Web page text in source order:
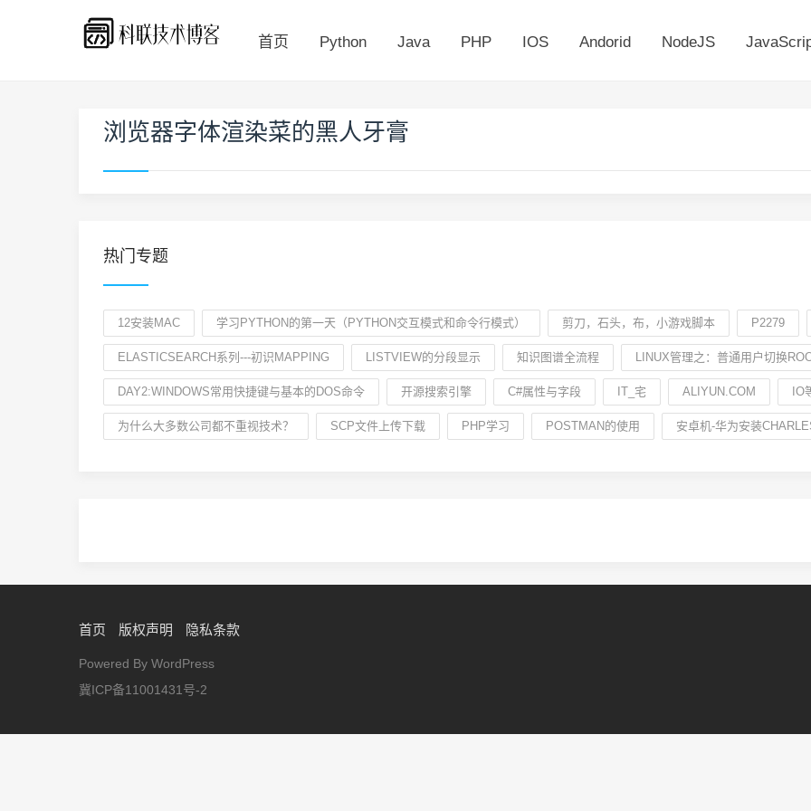
首页 Python Java PHP IOS Andorid NodeJS
浏览器字体渲染菜的黑人牙膏
热门专题
12安装MAC 学习PYTHON的第一天（PYTHON交互模式和命令行模式） 剪刀，石头，布，小游戏脚本 P2279
ELASTICSEARCH系列---初识MAPPING LISTVIEW的分段显示 知识图谱全流程 LINUX管理之：普通用户切换
DAY2:WINDOWS常用快捷键与基本的DOS命令 开源搜索引擎 C#属性与字段 IT_宅 ALIYUN.COM IO
为什么大多数公司都不重视技术？ SCP文件上传下载 PHP学习 POSTMAN的使用 安卓机-华为安装
首页 版权声明 隐私条款
Powered By WordPress
冀ICP备11001431号-2